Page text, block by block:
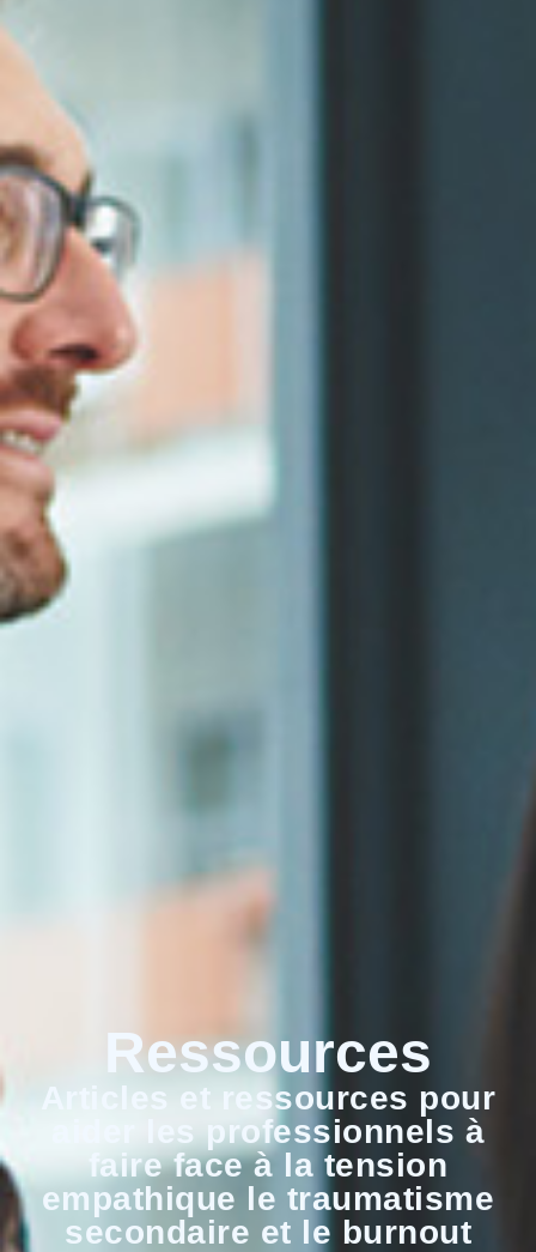
Ressources
Articles et ressources pour
aider les professionnels à
faire face à la tension
empathique le traumatisme
secondaire et le burnout